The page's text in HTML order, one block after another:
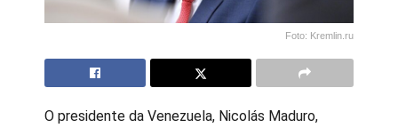
Foto: Kremlin.ru
O presidente da Venezuela, Nicolás Maduro,